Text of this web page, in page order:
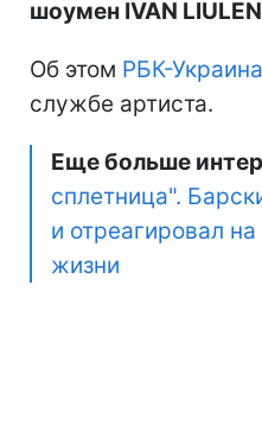
шоумен IVAN
Об этом РБК-Украина
службе артиста.
Еще больше
сплетница".
и отреагировал
жизни